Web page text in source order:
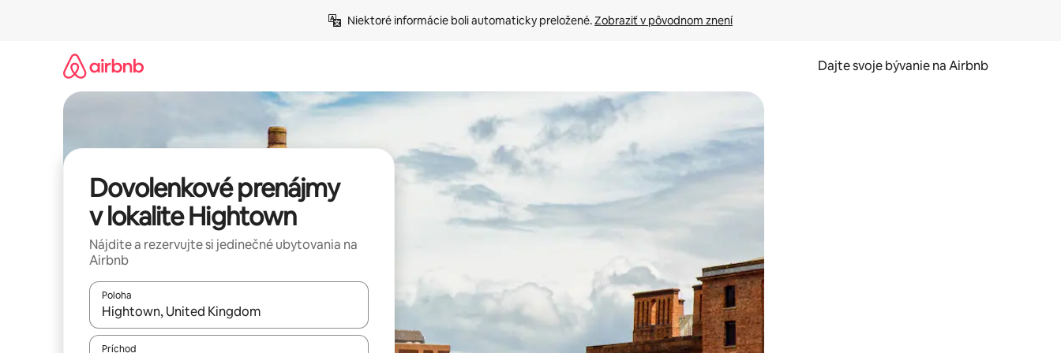
Niektoré informácie boli automaticky preložené. Zobraziť v pôvodnom znení
Dajte svoje bývanie na Airbnb
Dovolenkové prenájmy
v lokalite Hightown
Nájdite a rezervujte si jedinečné ubytovania na
Airbnb
Poloha
Keď budú výsledky k dispozícii, môžete si ich prechádzať pomocou klávesov so šípkami nahor a nadol alebo ich preskúmať pomocou dotykových gest či potiahnutia prstom.
Príchod